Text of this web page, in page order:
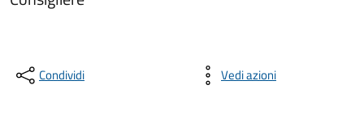
Condividi Vedi azioni